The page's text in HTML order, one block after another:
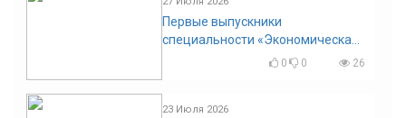
Первые выпускники
специальности «Экономическая
0 0 26
23 Июля 2026